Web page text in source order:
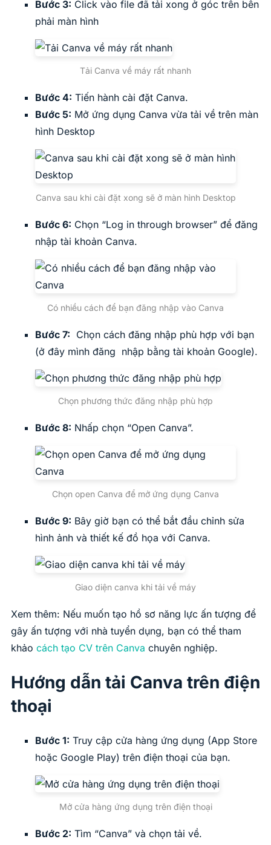
Bước 3: Click vào file đã tải xong ở góc trên bên
phải màn hình
Tải Canva về máy rất nhanh
Bước 4: Tiến hành cài đặt Canva.
Bước 5: Mở ứng dụng Canva vừa tải về trên màn
hình Desktop
Canva sau khi cài đặt xong sẽ ở màn hình Desktop
Bước 6: Chọn “Log in through browser” để đăng
nhập tài khoản Canva.
Có nhiều cách để bạn đăng nhập vào Canva
Bước 7: Chọn cách đăng nhập phù hợp với bạn
(ở đây mình đăng nhập bằng tài khoản Google).
Chọn phương thức đăng nhập phù hợp
Bước 8: Nhấp chọn “Open Canva”.
Chọn open Canva để mở ứng dụng Canva
Bước 9: Bây giờ bạn có thể bắt đầu chỉnh sửa
hình ảnh và thiết kế đồ họa với Canva.
Giao diện canva khi tải về máy
Xem thêm: Nếu muốn tạo hồ sơ năng lực ấn tượng để
gây ấn tượng với nhà tuyển dụng, bạn có thể tham
khảo cách tạo CV trên Canva chuyên nghiệp.
Hướng dẫn tải Canva trên điện
thoại
Bước 1: Truy cập cửa hàng ứng dụng (App Store
hoặc Google Play) trên điện thoại của bạn.
Mở cửa hàng ứng dụng trên điện thoại
Bước 2: Tìm “Canva” và chọn tải về.